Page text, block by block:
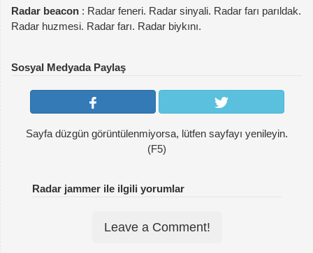
Radar beacon : Radar feneri. Radar sinyali. Radar farı parıldak.
Radar huzmesi. Radar farı. Radar biykını.
Sosyal Medyada Paylaş
Sayfa düzgün görüntülenmiyorsa, lütfen sayfayı yenileyin.
(F5)
Radar jammer ile ilgili yorumlar
Leave a Comment!